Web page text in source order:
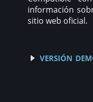
información
sitio web oficial.
versión